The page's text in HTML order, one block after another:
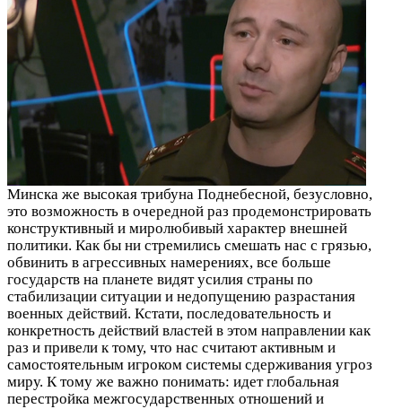
Минска же высокая трибуна Поднебесной, безусловно,
это возможность в очередной раз продемонстрировать
конструктивный и миролюбивый характер внешней
политики. Как бы ни стремились смешать нас с грязью,
обвинить в агрессивных намерениях, все больше
государств на планете видят усилия страны по
стабилизации ситуации и недопущению разрастания
военных действий. Кстати, последовательность и
конкретность действий властей в этом направлении как
раз и привели к тому, что нас считают активным и
самостоятельным игроком системы сдерживания угроз
миру. К тому же важно понимать: идет глобальная
перестройка межгосударственных отношений и